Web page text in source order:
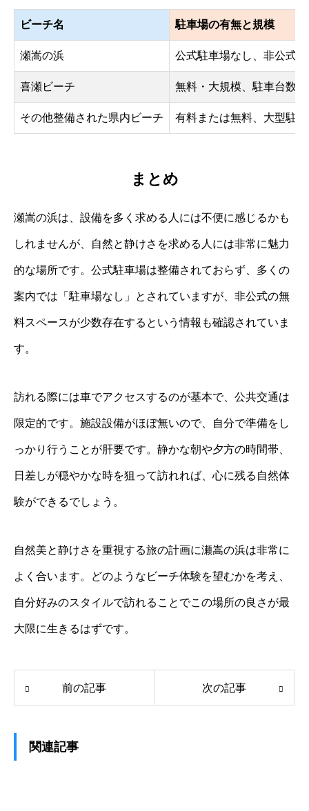
ビーチ名 駐車場の有無と規模
瀬嵩の浜 公式駐車場なし、非公式5
喜瀬ビーチ 無料・大規模、駐車台数
その他整備された県内ビーチ 有料または無料、大型駐
まとめ
瀬嵩の浜は、設備を多く求める人には不便に感じるかも
しれませんが、自然と静けさを求める人には非常に魅力
的な場所です。公式駐車場は整備されておらず、多くの
案内では「駐車場なし」とされていますが、非公式の無
料スペースが少数存在するという情報も確認されていま
す。
訪れる際には車でアクセスするのが基本で、公共交通は
限定的です。施設設備がほぼ無いので、自分で準備をし
っかり行うことが肝要です。静かな朝や夕方の時間帯、
日差しが穏やかな時を狙って訪れれば、心に残る自然体
験ができるでしょう。
自然美と静けさを重視する旅の計画に瀬嵩の浜は非常に
よく合います。どのようなビーチ体験を望むかを考え、
自分好みのスタイルで訪れることでこの場所の良さが最
大限に生きるはずです。
前の記事 次の記事
関連記事